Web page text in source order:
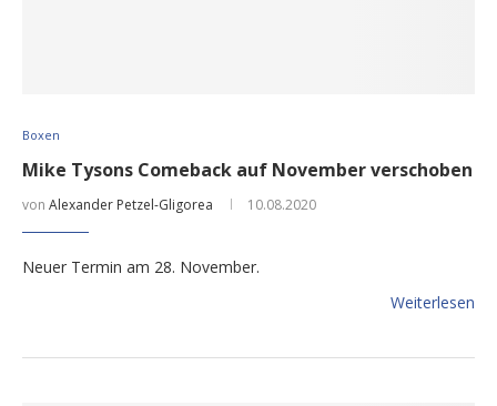
Boxen
Mike Tysons Comeback auf November verschoben
von Alexander Petzel-Gligorea 10.08.2020
Neuer Termin am 28. November.
Weiterlesen